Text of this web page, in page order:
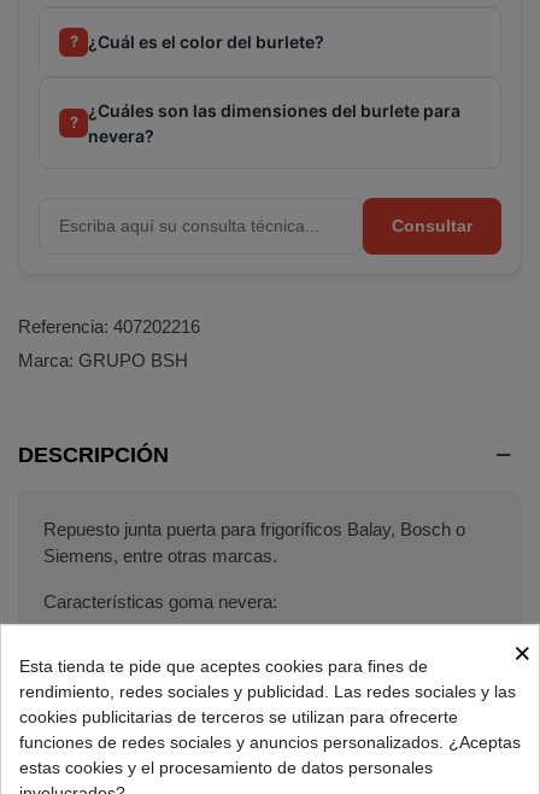
? ¿Cuál es el color del burlete?
?
¿Cuáles son las dimensiones del burlete para
nevera?
Consultar
Referencia: 407202216
Marca: GRUPO BSH
DESCRIPCIÓN
Repuesto junta puerta para frigoríficos Balay, Bosch o
Siemens, entre otras marcas.
Características goma nevera:
Ancho: 1546mm.
Alto: 20mm.
Magnético.
Imanes: 4.
Anclaje.
×
Esta tienda te pide que aceptes cookies para fines de
rendimiento, redes sociales y publicidad. Las redes sociales y las
cookies publicitarias de terceros se utilizan para ofrecerte
funciones de redes sociales y anuncios personalizados. ¿Aceptas
estas cookies y el procesamiento de datos personales